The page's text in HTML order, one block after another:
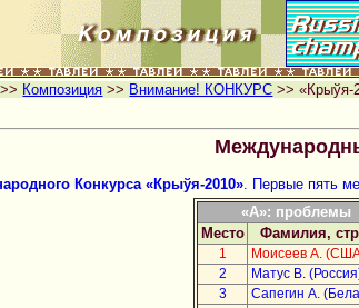
>> Композиция >> Внимание! КОНКУРС >> «Крыўя-
Конкурса «Крыўя-2010». Первые пять
«A»: проблемы
Место
Фамилия,
1
Моисеев А.
2
Матус В.
3
Сапегин А.